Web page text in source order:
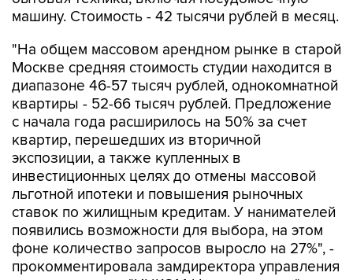
"На общем массовом арендном рынке в старой
диапазоне 46-57 тысяч рублей, однокомнатной
квартиры - 52-66 тысяч рублей. Предложение
с начала года расширилось на 50% за счет
квартир, перешедших из вторичной
экспозиции, а также купленных в
инвестиционных целях до отмены массовой
льготной ипотеки и повышения рыночных
ставок по жилищным кредитам. У нанимателей
появились возможности для выбора, на этом
фоне количество запросов выросло на 27%", -
прокомментировала замдиректора управления
аренды квартир "ИНКОМ-Недвижимости"
Оксана Полякова.